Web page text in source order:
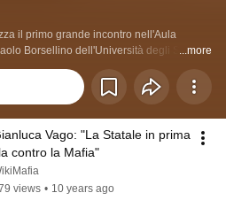
il primo grande incontro nell'Aula
Borsellino dell'Università degli Studi di
Ministero Antonino Di Matteo dal prof.
...more
Vago: "La Statale in prima
contro la Mafia"
views • 10 years ago